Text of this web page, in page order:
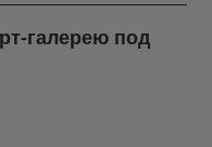
галерею под